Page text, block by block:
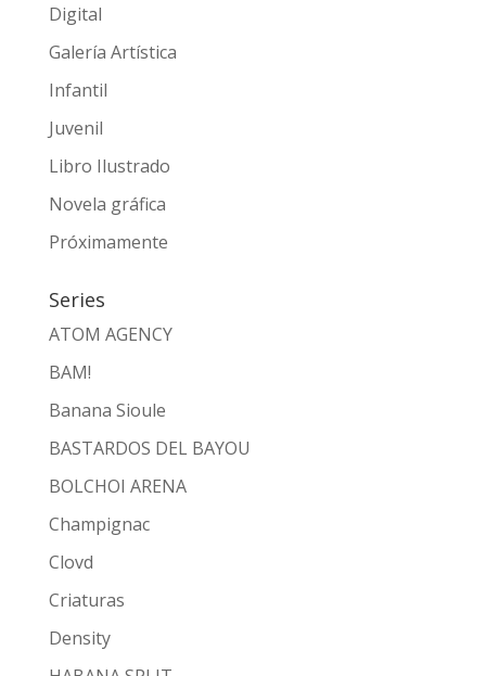
Digital
Galería Artística
Infantil
Juvenil
Libro Ilustrado
Novela gráfica
Próximamente
Series
ATOM AGENCY
BAM!
Banana Sioule
BASTARDOS DEL BAYOU
BOLCHOI ARENA
Champignac
Clovd
Criaturas
Density